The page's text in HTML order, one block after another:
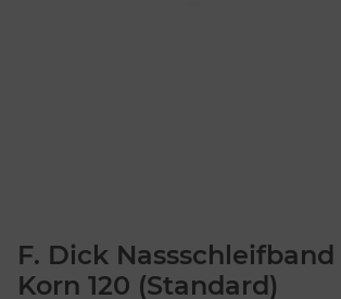
F. Dick Nassschleifband
Korn 120 (Standard)